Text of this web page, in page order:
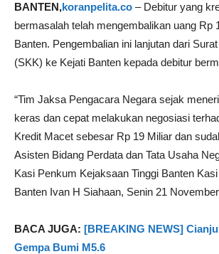
BANTEN,koranpelita.co – Debitur yang
bermasalah telah mengembalikan uang Rp
Banten. Pengembalian ini lanjutan dari
(SKK) ke Kejati Banten kepada debitur
“Tim Jaksa Pengacara Negara sejak
keras dan cepat melakukan negosiasi
Kredit Macet sebesar Rp 19 Miliar dan
Asisten Bidang Perdata dan Tata Usaha
Kasi Penkum Kejaksaan Tinggi Banten
Banten Ivan H Siahaan, Senin 21
BACA JUGA: [BREAKING NEWS]
Gempa Bumi M5.6